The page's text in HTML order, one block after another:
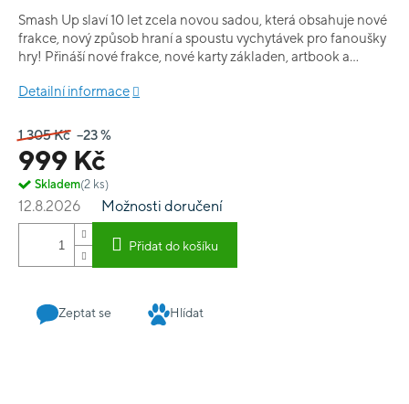
1 305 Kč –23 %
999 Kč
Skladem(2 ks)
12.8.2026 Možnosti doručení
Přidat do košíku
Smash Up slaví 10 let zcela novou sadou, která obsahuje nové
frakce, nový způsob hraní a spoustu vychytávek pro fanoušky
hry! Přináší nové frakce, nové karty základen, artbook a
Detailní informace
Zeptat se Hlídat